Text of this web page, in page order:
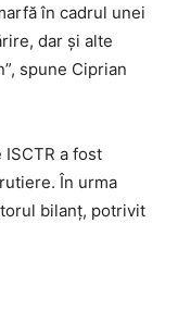
în cadrul unei
dar și alte
spune Ciprian
a fost
În urma
bilanț, potrivit